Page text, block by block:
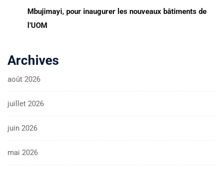
Mbujimayi, pour inaugurer les nouveaux bâtiments de
l’UOM
Archives
août 2026
juillet 2026
juin 2026
mai 2026